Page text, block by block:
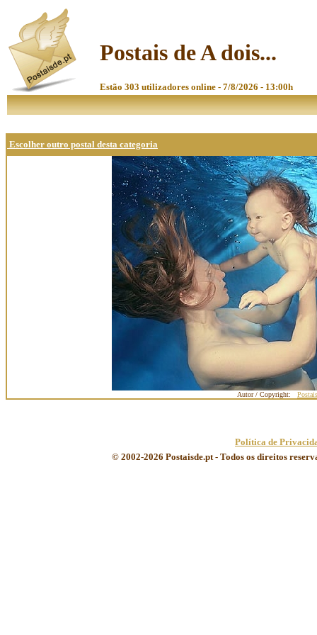
Postais de A dois...
Estão 303 utilizadores online - 7/8/2026 - 13:00h
Escolher outro postal desta categoria
Autor / Copyright:
Política de
© 2002-2026 Postaisde.pt - Todos os direitos